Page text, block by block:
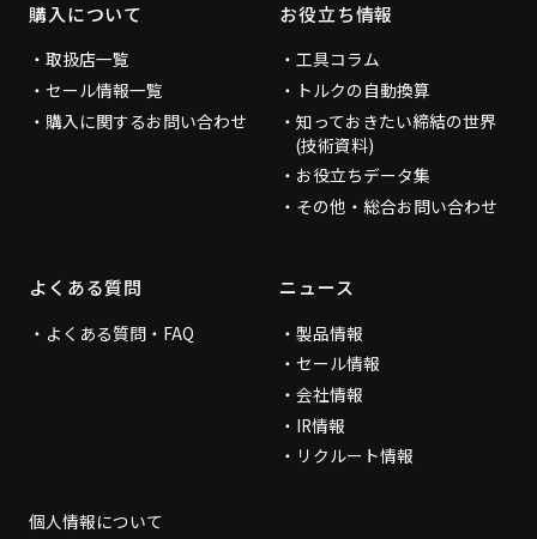
購入について
取扱店一覧
セール情報一覧
購入に関するお問い合わせ
お役立ち情報
工具コラム
トルクの自動換算
知っておきたい締結の世界
(技術資料)
お役立ちデータ集
その他・総合お問い合わせ
よくある質問
よくある質問・FAQ
ニュース
製品情報
セール情報
会社情報
IR情報
リクルート情報
個人情報について